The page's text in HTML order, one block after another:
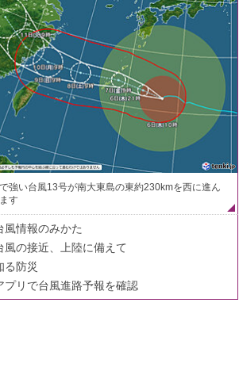
強い台風13号が南大東島の東約230kmを西に進ん
す
風情報のみかた
風の接近、上陸に備えて
る防災
プリで台風進路予報を確認